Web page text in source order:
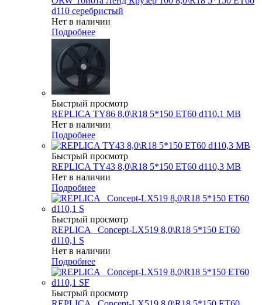
d110 серебристый
Нет в наличии
Подробнее
Быстрый просмотр
REPLICA TY86 8,0\R18 5*150 ET60 d110,1 MB
Нет в наличии
Подробнее
Быстрый просмотр
REPLICA TY43 8,0\R18 5*150 ET60 d110,3 MB
Нет в наличии
Подробнее
Быстрый просмотр
REPLICA _Concept-LX519 8,0\R18 5*150 ET60
d110,1 S
Нет в наличии
Подробнее
Быстрый просмотр